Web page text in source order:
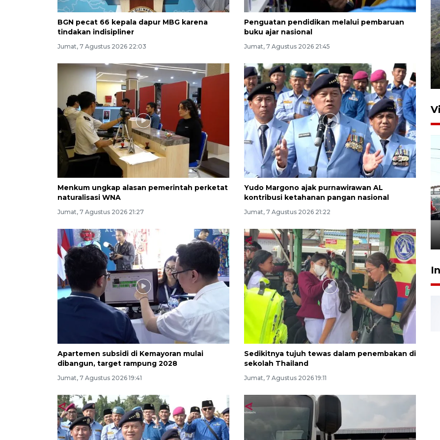
BGN pecat 66 kepala dapur MBG karena
tindakan indisipliner
Jumat, 7 Agustus 2026 22:03
Penguatan pendidikan melalui pembaruan
buku ajar nasional
Jumat, 7 Agustus 2026 21:45
Menkum ungkap alasan pemerintah perketat
naturalisasi WNA
Jumat, 7 Agustus 2026 21:27
Yudo Margono ajak purnawirawan AL
kontribusi ketahanan pangan nasional
Jumat, 7 Agustus 2026 21:22
Apartemen subsidi di Kemayoran mulai
dibangun, target rampung 2028
Jumat, 7 Agustus 2026 19:41
Sedikitnya tujuh tewas dalam penembakan di
sekolah Thailand
Jumat, 7 Agustus 2026 19:11
Penyusutan debit air Sungai
Batang Tembesi di Jambi
3 Agustus 2026 10:57
Wamen PKP usulkan
Perumnas perkuat
7 Agustus 2026 22:55